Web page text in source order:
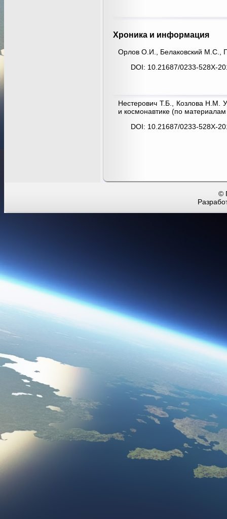
Хроника и информация
Орлов О.И., Белаковский М.С.,
DOI: 10.21687/0233-528X-
Нестерович Т.Б., Козлова Н.М.
и космонавтике (по
DOI: 10.21687/0233-528X-
©